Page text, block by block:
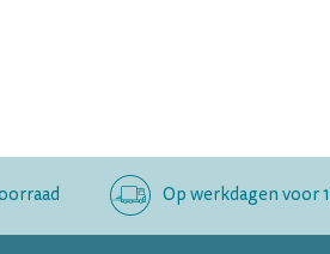
Op werkdagen voor